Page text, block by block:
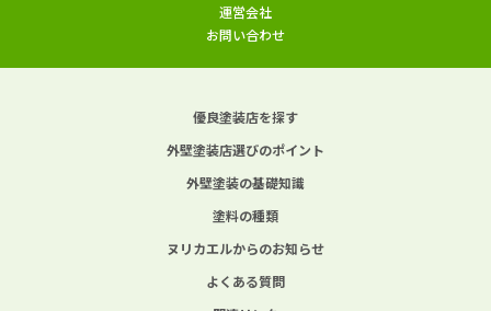
運営会社
お問い合わせ
優良塗装店を探す
外壁塗装店選びのポイント
外壁塗装の基礎知識
塗料の種類
ヌリカエルからのお知らせ
よくある質問